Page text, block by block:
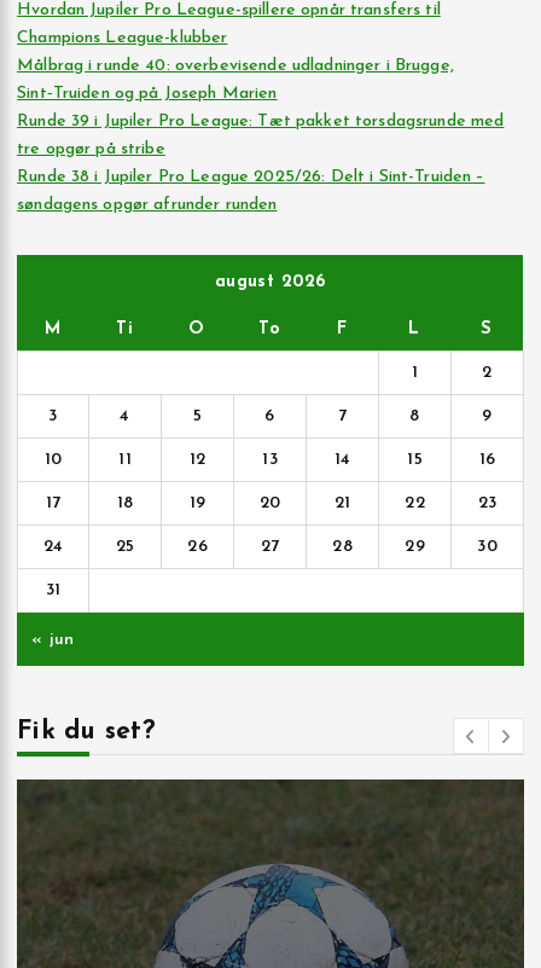
Hvordan Jupiler Pro League-spillere opnår transfers til
Champions League-klubber
Målbrag i runde 40: overbevisende udladninger i Brugge,
Sint‑Truiden og på Joseph Marien
Runde 39 i Jupiler Pro League: Tæt pakket torsdagsrunde med
tre opgør på stribe
Runde 38 i Jupiler Pro League 2025/26: Delt i Sint-Truiden –
søndagens opgør afrunder runden
august 2026
M Ti O To F L S
1 2
3 4 5 6 7 8 9
10 11 12 13 14 15 16
17 18 19 20 21 22 23
24 25 26 27 28 29 30
31
« jun
Fik du set?